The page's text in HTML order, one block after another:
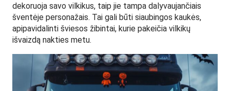
dekoruoja savo vilkikus, taip jie tampa dalyvaujančiais
šventėje personažais. Tai gali būti siaubingos kaukės,
apipavidalinti šviesos žibintai, kurie pakeičia vilkikų
išvaizdą nakties metu.